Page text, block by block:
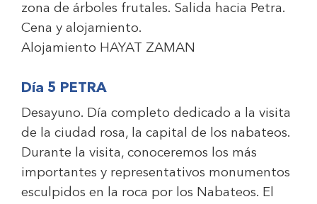
zona de árboles frutales. Salida hacia Petra.
Cena y alojamiento.
Alojamiento HAYAT ZAMAN
Día 5 PETRA
Desayuno. Día completo dedicado a la visita
de la ciudad rosa, la capital de los nabateos.
Durante la visita, conoceremos los más
importantes y representativos monumentos
esculpidos en la roca por los Nabateos. El